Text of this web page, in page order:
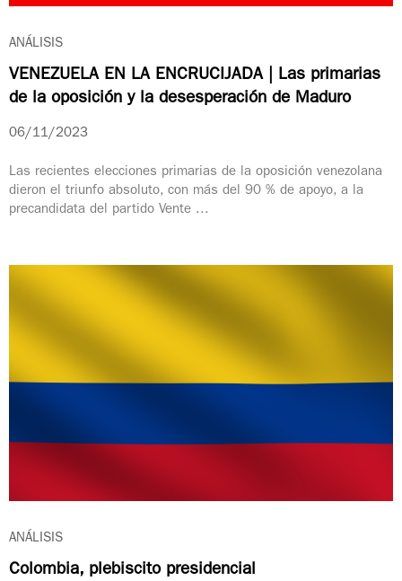
ANÁLISIS
VENEZUELA EN LA ENCRUCIJADA | Las primarias
de la oposición y la desesperación de Maduro
06/11/2023
Las recientes elecciones primarias de la oposición venezolana
dieron el triunfo absoluto, con más del 90 % de apoyo, a la
precandidata del partido Vente ...
ANÁLISIS
Colombia, plebiscito presidencial